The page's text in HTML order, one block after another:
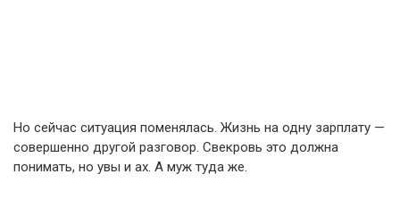
Но сейчас ситуация поменялась. Жизнь на одну зарплату —
совершенно другой разговор. Свекровь это должна
понимать, но увы и ах. А муж туда же.